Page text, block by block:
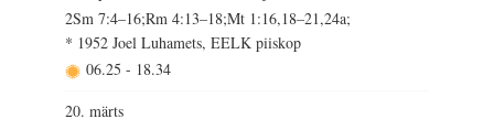
2Sm 7:4–16;Rm 4:13–18;Mt 1:16,18–21,24a;
* 1952 Joel Luhamets, EELK piiskop
06.25 - 18.34
20. märts